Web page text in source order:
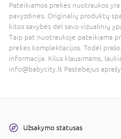
Pateikiamos prekės nuotraukos
pavyzdinės. Originalių produktų
kitos savybės dėl savo vizualinių
Taip pat nuotraukoje pateikiama
prekės komplektacijos. Todėl
informacija. Kilus klausimams,
info@babycity.lt Pastebėjus
Užsakymo statusas